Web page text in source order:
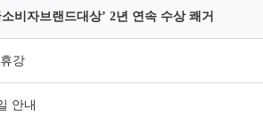
비자브랜드대상’ 2년 연속 수상 쾌거
강
안내